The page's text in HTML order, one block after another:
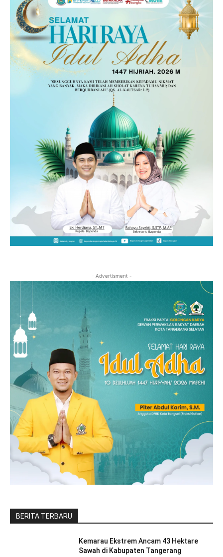
- Advertisment -
BERITA TERBARU
Kemarau Ekstrem Ancam 43 Hektare
Sawah di Kabupaten Tangerang